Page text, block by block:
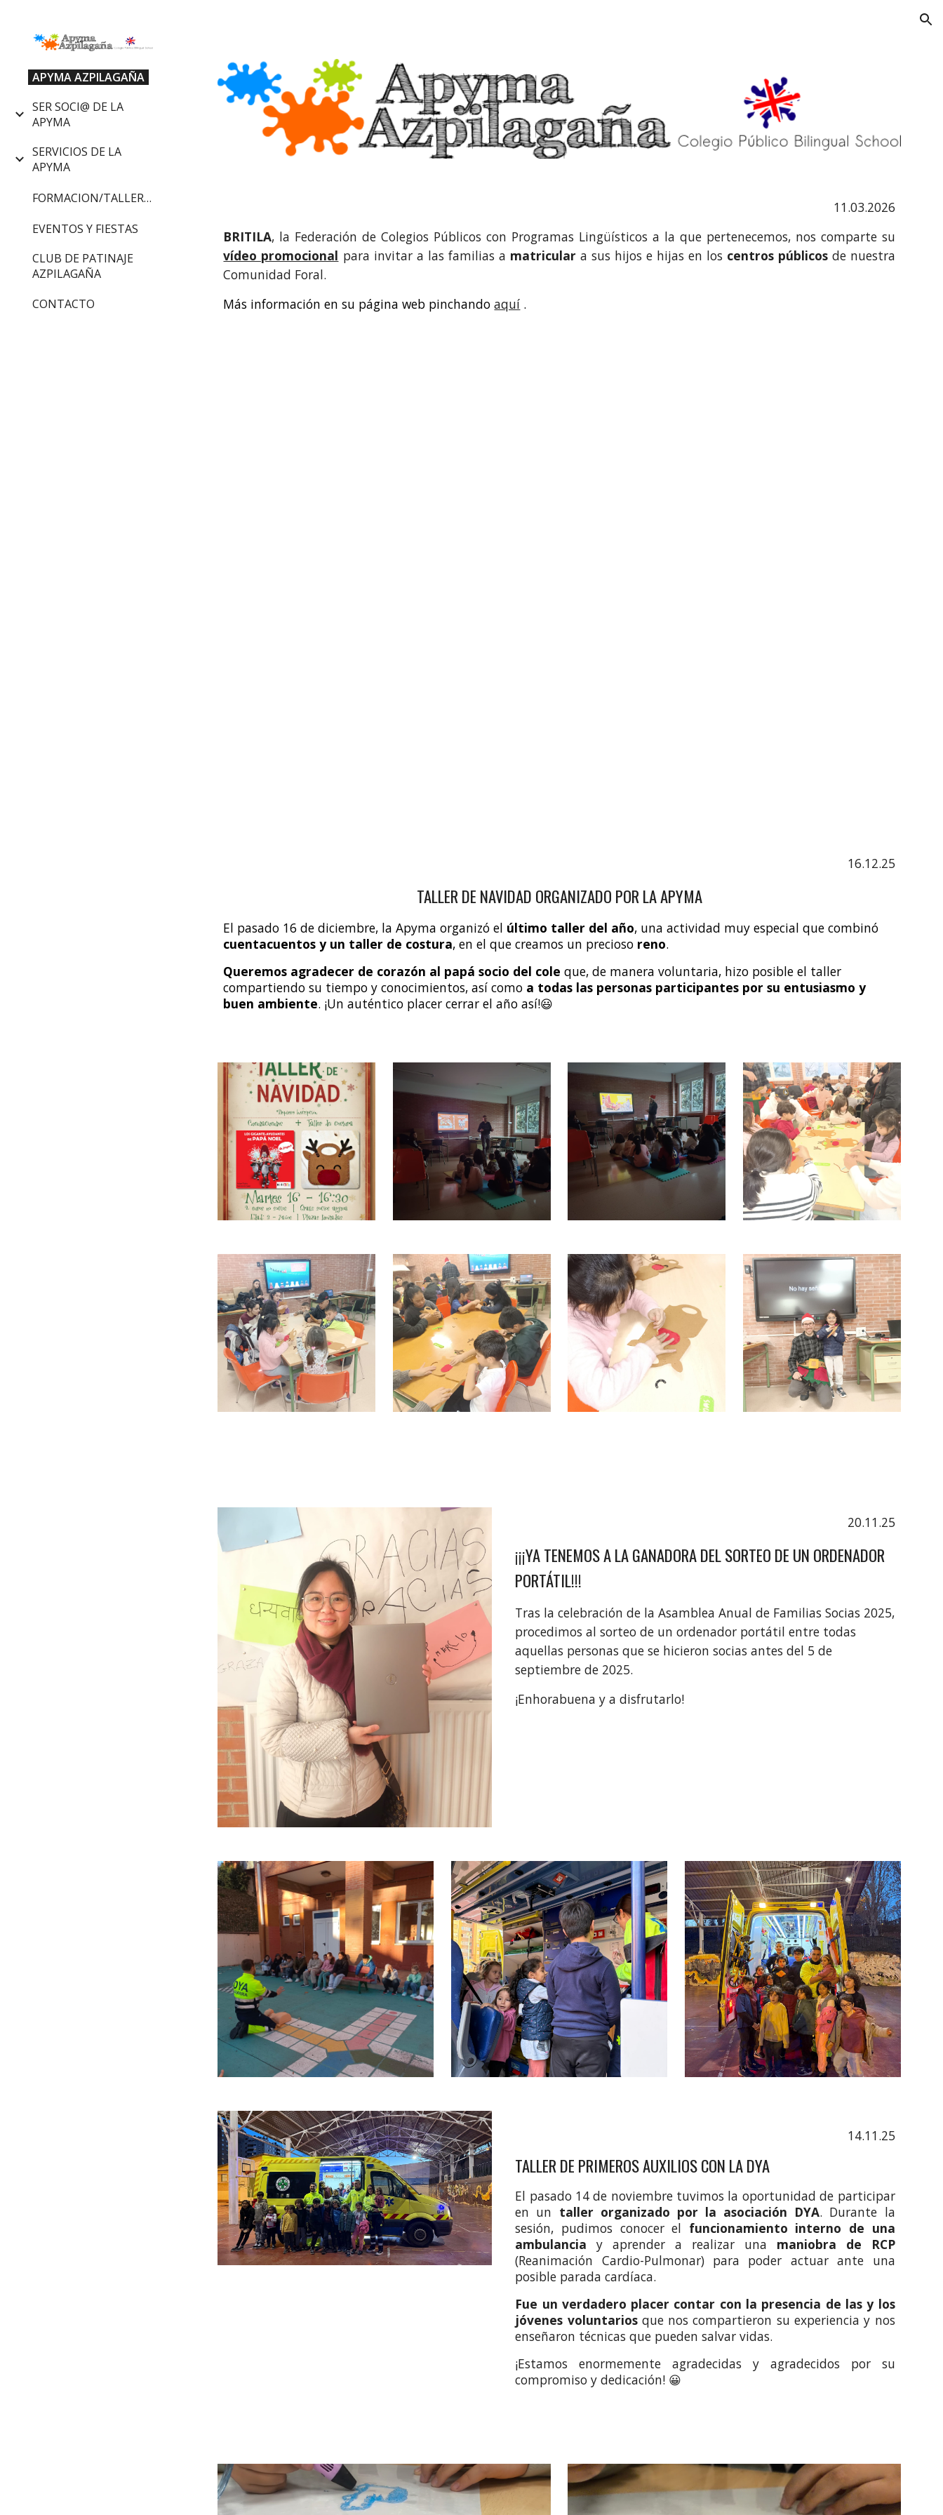
APYMA AZPILAGAÑA
SER SOCI@ DE LA
APYMA
SERVICIOS DE LA
APYMA
FORMACION/TALLERES
EVENTOS Y FIESTAS
CLUB DE PATINAJE
AZPILAGAÑA
CONTACTO
11.03.2026
BRITILA, la Federación de Colegios Públicos con Programas Lingüísticos a la que pertenecemos, nos comparte su
vídeo promocional para invitar a las familias a matriculara sus hijos e hijas en los centros públicos de nuestra
Comunidad Foral.
Más información en su página web pinchandoaquí .
16.12.25
TALLER DE NAVIDAD ORGANIZADO POR LA APYMA
El pasado 16 de diciembre, laApyma organizó el último taller del año, una actividad muy especial que combinó
cuentacuentos y un taller de costura, en el que creamos un precioso reno.
Queremos agradecer de corazón al papá socio del coleque, de manera voluntaria, hizo posible el taller
compartiendo su tiempo y conocimientos, así como a todas las personas participantes por su entusiasmo y
buen ambiente. ¡Un auténtico placer cerrar el año así!😃
20.11.25
¡¡¡YA TENEMOS A LA GANADORA DEL SORTEO DE UN ORDENADOR
PORTÁTIL!!!
Tras la celebración de la Asamblea Anual de Familias Socias 2025,
procedimos al sorteo de un ordenador portátil entre todas
aquellas personas que se hicieron socias antes del 5 de
septiembre de 2025.
¡Enhorabuena y a disfrutarlo!
14.11.25
TALLER DE PRIMEROS AUXILIOS CON LA DYA
El pasado 14 de noviembre tuvimos la oportunidad de participar
en un taller organizado por la asociación DYA. Durante la
sesión, pudimos conocer el funcionamiento interno de una
ambulanciay aprender a realizar una maniobra de RCP
(Reanimación Cardio-Pulmonar) para poder actuar ante una
posible parada cardíaca.
Fue un verdadero placer contar con la presencia de las y los
jóvenes voluntariosque nos compartieron su experiencia y nos
enseñaron técnicas que pueden salvar vidas.
¡Estamos enormemente agradecidas y agradecidos por su
compromiso y dedicación! 😀